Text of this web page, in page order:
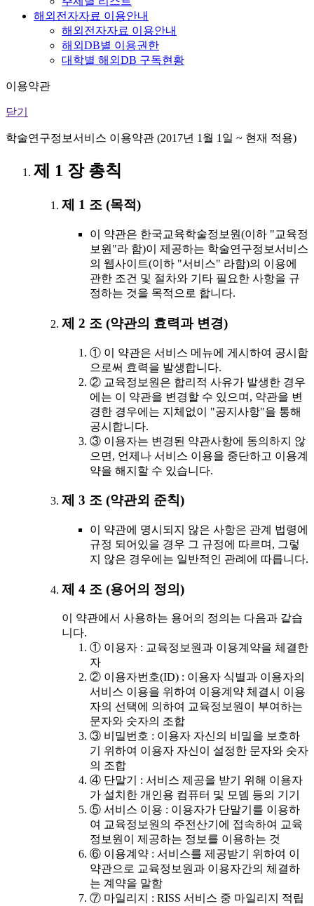
해외전자자료 이용안내
해외전자자료 이용안내
해외DB별 이용권한
대학별 해외DB 구독현황
이용약관
닫기
학술연구정보서비스 이용약관 (2017년 1월 1일 ~ 현재 적용)
제 1 장 총칙
제 1 조 (목적)
이 약관은 한국교육학술정보원(이하 "교육정
보원"라 함)이 제공하는 학술연구정보서비스
의 웹사이트(이하 "서비스" 라함)의 이용에
관한 조건 및 절차와 기타 필요한 사항을 규
정하는 것을 목적으로 합니다.
제 2 조 (약관의 효력과 변경)
① 이 약관은 서비스 메뉴에 게시하여 공시함
으로써 효력을 발생합니다.
② 교육정보원은 합리적 사유가 발생한 경우
에는 이 약관을 변경할 수 있으며, 약관을 변
경한 경우에는 지체없이 "공지사항"을 통해
공시합니다.
③ 이용자는 변경된 약관사항에 동의하지 않
으면, 언제나 서비스 이용을 중단하고 이용계
약을 해지할 수 있습니다.
제 3 조 (약관외 준칙)
이 약관에 명시되지 않은 사항은 관계 법령에
규정 되어있을 경우 그 규정에 따르며, 그렇
지 않은 경우에는 일반적인 관례에 따릅니다.
제 4 조 (용어의 정의)
이 약관에서 사용하는 용어의 정의는 다음과 같습
니다.
① 이용자 : 교육정보원과 이용계약을 체결한
자
② 이용자번호(ID) : 이용자 식별과 이용자의
서비스 이용을 위하여 이용계약 체결시 이용
자의 선택에 의하여 교육정보원이 부여하는
문자와 숫자의 조합
③ 비밀번호 : 이용자 자신의 비밀을 보호하
기 위하여 이용자 자신이 설정한 문자와 숫자
의 조합
④ 단말기 : 서비스 제공을 받기 위해 이용자
가 설치한 개인용 컴퓨터 및 모뎀 등의 기기
⑤ 서비스 이용 : 이용자가 단말기를 이용하
여 교육정보원의 주전산기에 접속하여 교육
정보원이 제공하는 정보를 이용하는 것
⑥ 이용계약 : 서비스를 제공받기 위하여 이
약관으로 교육정보원과 이용자간의 체결하
는 계약을 말함
⑦ 마일리지 : RISS 서비스 중 마일리지 적립